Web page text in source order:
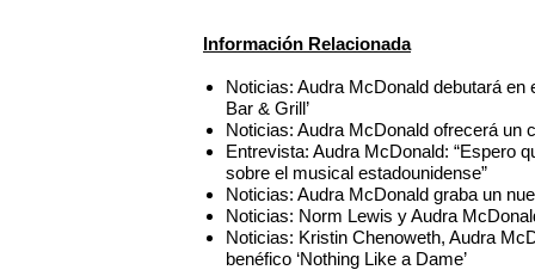
Información Relacionada
Noticias: Audra McDonald debutará en
Bar & Grill’
Noticias: Audra McDonald ofrecerá un
Entrevista: Audra McDonald: “Espero
sobre el musical estadounidense”
Noticias: Audra McDonald graba un
Noticias: Norm Lewis y Audra
Noticias: Kristin Chenoweth, Audra
benéfico ‘Nothing Like a Dame’